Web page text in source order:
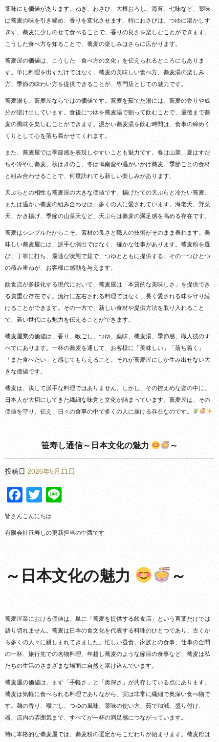
薬味にも価値があります。ねぎ、わさび、大根おろし、海苔、七味など、薬味
は蕎麦の味を引き締め、香りを変化させます。特にわさびは、つゆに溶かしす
ぎず、蕎麦に少しのせて食べることで、香りの良さを楽しむことができます。
こうした食べ方を知ることで、蕎麦の楽しみはさらに広がります。
蕎麦屋の価値は、こうした「食べ方の文化」を伝えられるところにもありま
す。単に料理を出すだけではなく、蕎麦の美味しい食べ方、蕎麦湯の楽しみ
方、季節の味わい方を提供できることが、専門店としての魅力です。
蕎麦湯も、蕎麦屋ならではの価値です。蕎麦を茹でた湯には、蕎麦の香りや成
分が溶け出しています。食後につゆを蕎麦湯で割って飲むことで、最後まで蕎
麦の風味を楽しむことができます。温かい蕎麦湯を飲む時間は、食事の締めく
くりとして心を落ち着かせてくれます。
また、蕎麦屋では季節感を表現しやすいことも魅力です。春は山菜、夏はすだ
ちや冷やし蕎麦、秋はきのこ、冬は鴨南蛮や温かいかけ蕎麦。季節ごとの食材
と組み合わせることで、何度訪れても新しい楽しみがあります。
天ぷらとの相性も蕎麦屋の大きな価値です。揚げたての天ぷらと冷たい蕎麦、
または温かい蕎麦の組み合わせは、多くの人に愛されています。海老天、野菜
天、かき揚げ、季節の山菜天など、天ぷらは蕎麦の満足感を高める存在です。
蕎麦はシンプルだからこそ、素材の良さと職人の技術がそのまま表れます。美
味しい蕎麦屋には、派手な演出ではなく、確かな仕事があります。蕎麦粉を選
び、丁寧に打ち、最適な状態で茹で、つゆとともに提供する。その一つひとつ
の積み重ねが、お客様に感動を与えます。
飲食店が多様化する現代において、蕎麦屋は「本質的な美味しさ」を提供でき
る貴重な存在です。流行に左右される料理ではなく、長く愛される味を守り続
けることができます。その一方で、新しい食材や提供方法を取り入れること
で、若い世代にも魅力を伝えることができます。
蕎麦屋業の価値は、香り、喉ごし、つゆ、薬味、蕎麦湯、季節感、職人技のす
べてにあります。一杯の蕎麦を通して、お客様に「美味しい」「落ち着く」
「また食べたい」と感じてもらえること。それが蕎麦屋にしか生み出せない大
きな価値です。
蕎麦は、決して派手な料理ではありません。しかし、その控えめな姿の中に、
日本人が大切にしてきた繊細な味覚と文化が詰まっています。蕎麦屋は、その
価値を守り、伝え、日々の食事の中で多くの人に届ける存在なのです。
笹寿し通信～日本文化の魅力 ～
投稿日 2026年5月11日
Facebook
Twitter
皆さんこんにちは
有限会社笹寿しの更新担当の中西です
～日本文化の魅力 ～
蕎麦屋業における価値は、単に「蕎麦を提供する飲食店」という言葉だけでは
語り切れません。蕎麦は日本の食文化を代表する料理のひとつであり、古くか
ら多くの人々に親しまれてきました。忙しい昼食、家族との食事、仕事の合間
の一杯、旅行先での名物料理、年越し蕎麦のような節目の食事など、蕎麦は私
たちの生活のさまざまな場面に自然と溶け込んでいます。
蕎麦屋の価値は、まず「手軽さ」と「奥深さ」が共存している点にあります。
蕎麦は気軽に食べられる料理でありながら、実は非常に繊細で奥深い食べ物で
す。麺の香り、喉ごし、つゆの風味、薬味の使い方、茹で加減、盛り付け、
器、店内の雰囲気まで、すべてが一杯の満足感につながっています。
特に本格的な蕎麦屋では、蕎麦粉の選定からこだわりが始まります。蕎麦粉は